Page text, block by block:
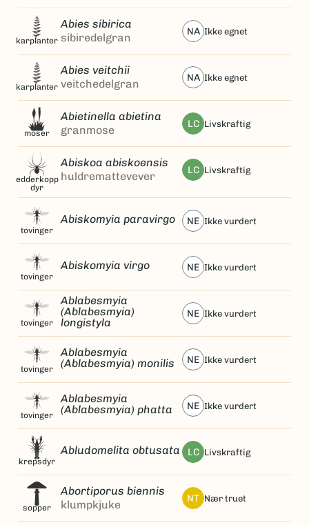
karplanter
Abies sibirica
sibiredelgran
NA ikke egnet
karplanter
Abies veitchii
veitchedelgran
NA ikke egnet
moser
Abietinella abietina
granmose
LC livskraftig
edderkopp
dyr
Abiskoa abiskoensis
huldremattevever
LC livskraftig
tovinger
Abiskomyia paravirgo NE ikke vurdert
tovinger
Abiskomyia virgo NE ikke vurdert
tovinger
Ablabesmyia
(Ablabesmyia)
longistyla
NE ikke vurdert
tovinger
Ablabesmyia
(Ablabesmyia) monilis
NE ikke vurdert
tovinger
Ablabesmyia
(Ablabesmyia) phatta
NE ikke vurdert
krepsdyr
Abludomelita obtusata LC livskraftig
sopper
Abortiporus biennis
klumpkjuke
NT nær truet